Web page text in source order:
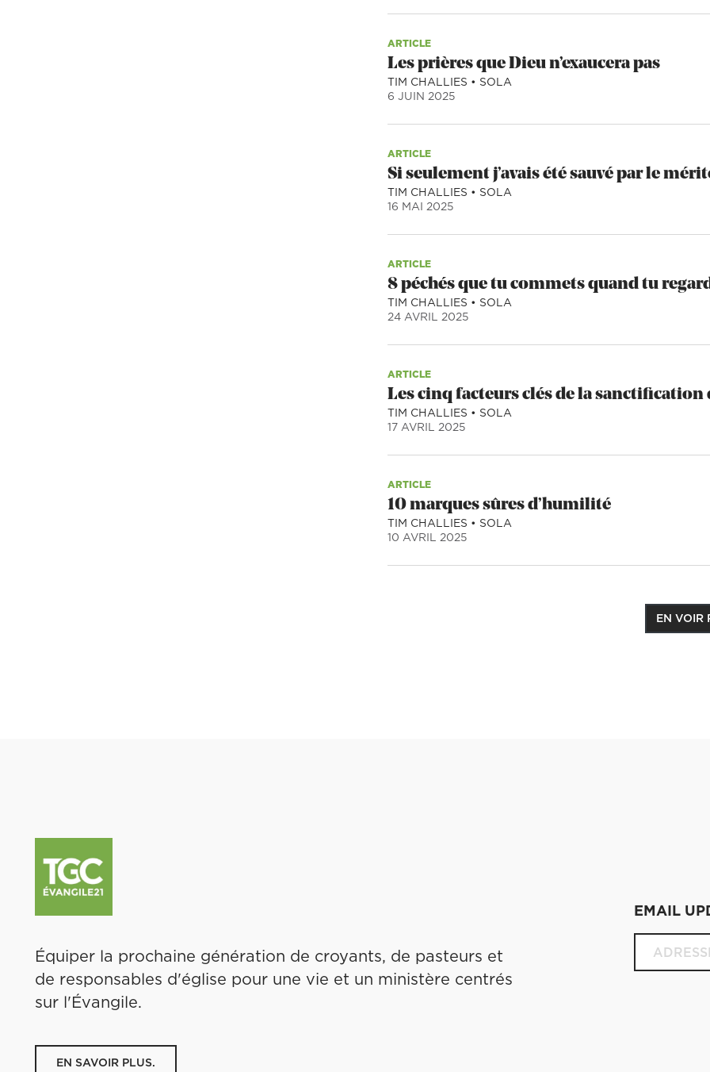
ARTICLE
Les prières que Dieu n’exaucera pas
TIM CHALLIES • SOLA
6 JUIN 2025
ARTICLE
Si seulement j’avais été sauvé par le
TIM CHALLIES • SOLA
16 MAI 2025
ARTICLE
8 péchés que tu commets quand tu
TIM CHALLIES • SOLA
24 AVRIL 2025
ARTICLE
Les cinq facteurs clés de la
TIM CHALLIES • SOLA
17 AVRIL 2025
ARTICLE
10 marques sûres d’humilité
TIM CHALLIES • SOLA
10 AVRIL 2025
EN VOIR
Équiper la prochaine génération de croyants, de pasteurs et
de responsables d'église pour une vie et un ministère centrés
sur l'Évangile.
EN SAVOIR PLUS.
EMAIL